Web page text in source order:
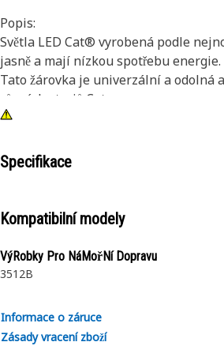
Popis:
Světla LED Cat® vyrobená podle
jasně a mají nízkou spotřebu energie.
Tato žárovka je univerzální a odolná
různých strojů Cat.
Atributy:
• 24 V
• Zásuvná základna
• Jedna žárovka
Použití:
• Použití při vysokých vibracích
• Montáž na řadu různých strojů Cat
Specifikace
Kompatibilní modely
VýRobky Pro NáMořNí Dopravu
3512B
Informace o záruce
Zásady vracení zboží